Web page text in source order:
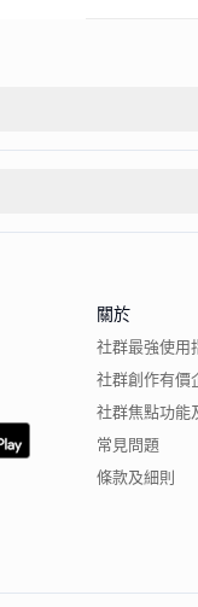
關於
社群最強使用
社群創作有價
社群焦點功能
常見問題
條款及細則